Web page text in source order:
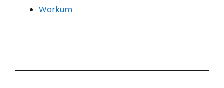
Workum